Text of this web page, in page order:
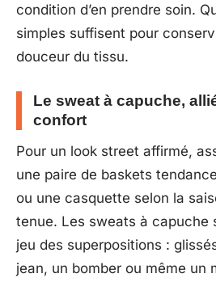
condition d’en prendre soin.
simples suffisent pour
douceur du tissu.
Le sweat à capuche,
confort
Pour un look street affirmé,
une paire de baskets
ou une casquette selon la
tenue. Les sweats à capuche
jeu des superpositions :
jean, un bomber ou même un